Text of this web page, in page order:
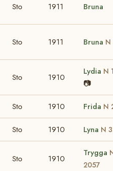
Sto 1911 Bruna
Sto 1911 Bruna N
Sto 1910
Lydia N
📷
Sto 1910 Frida N
Sto 1910 Lyna N
Sto 1910
Trygga
2057